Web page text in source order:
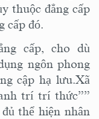
thuộc đẳng cấp
cấp đó.
cấp, cho dù
ngôn phong
cập hạ lưu.Xã
trí trí thức””
thể hiện nhân